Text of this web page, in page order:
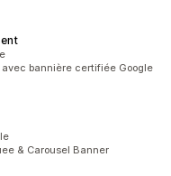
avec bannière certifiée Google
& Carousel Banner